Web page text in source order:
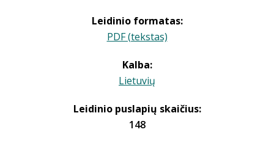
Leidinio formatas:
PDF (tekstas)
Kalba:
Lietuvių
Leidinio puslapių skaičius:
148